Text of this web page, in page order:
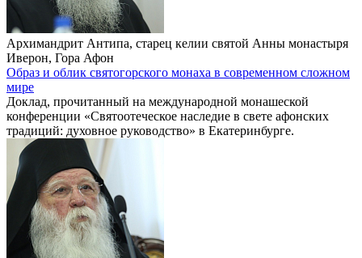
Архимандрит Антипа, старец келии святой Анны монастыря
Иверон, Гора Афон
Образ и облик святогорского монаха в современном сложном
мире
Доклад, прочитанный на международной монашеской
конференции «Святоотеческое наследие в свете афонских
традиций: духовное руководство» в Екатеринбурге.